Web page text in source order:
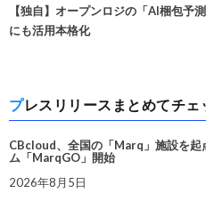
【独自】オープンロジの「AI梱包予
にも活用本格化
プレスリリースまとめてチェ
CBcloud、全国の「Marq」施設を起
ム「MarqGO」開始
2026年8月5日